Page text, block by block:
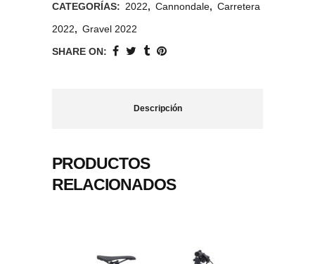
CATEGORÍAS: 2022, Cannondale, Carretera
2022, Gravel 2022
SHARE ON:
Descripción
PRODUCTOS
RELACIONADOS